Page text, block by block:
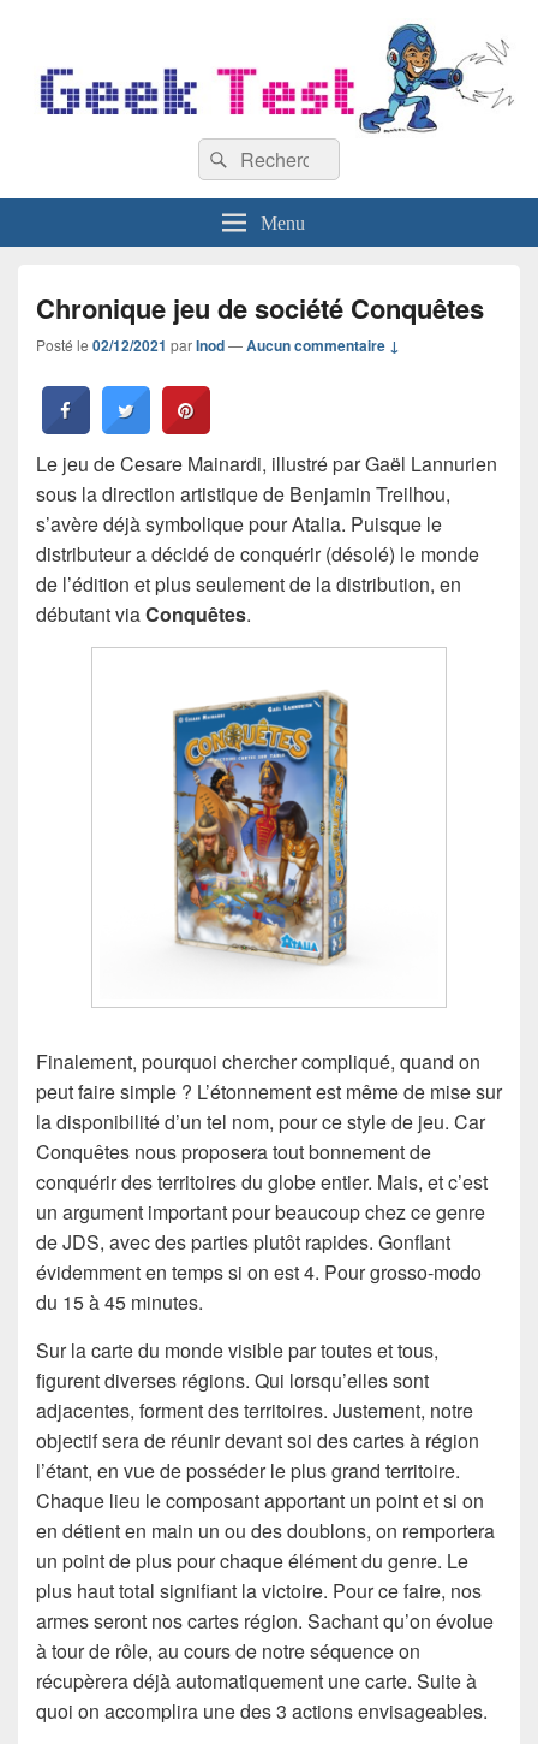
Recherche :
Rechercher
Menu
Chronique jeu de société Conquêtes
Posté le 02/12/2021 parInod—Aucun commentaire ↓
Le jeu de Cesare Mainardi, illustré par Gaël Lannurien
sous la direction artistique de Benjamin Treilhou,
s’avère déjà symbolique pour Atalia. Puisque le
distributeur a décidé de conquérir (désolé) le monde
de l’édition et plus seulement de la distribution, en
débutant viaConquêtes.
Finalement, pourquoi chercher compliqué, quand on
peut faire simple ? L’étonnement est même de mise sur
la disponibilité d’un tel nom, pour ce style de jeu. Car
Conquêtes nous proposera tout bonnement de
conquérir des territoires du globe entier. Mais, et c’est
un argument important pour beaucoup chez ce genre
de JDS, avec des parties plutôt rapides. Gonflant
évidemment en temps si on est 4. Pour grosso-modo
du 15 à 45 minutes.
Sur la carte du monde visible par toutes et tous,
figurent diverses régions. Qui lorsqu’elles sont
adjacentes, forment des territoires. Justement, notre
objectif sera de réunir devant soi des cartes à région
l’étant, en vue de posséder le plus grand territoire.
Chaque lieu le composant apportant un point et si on
en détient en main un ou des doublons, on remportera
un point de plus pour chaque élément du genre. Le
plus haut total signifiant la victoire. Pour ce faire, nos
armes seront nos cartes région. Sachant qu’on évolue
à tour de rôle, au cours de notre séquence on
récupèrera déjà automatiquement une carte. Suite à
quoi on accomplira une des 3 actions envisageables.